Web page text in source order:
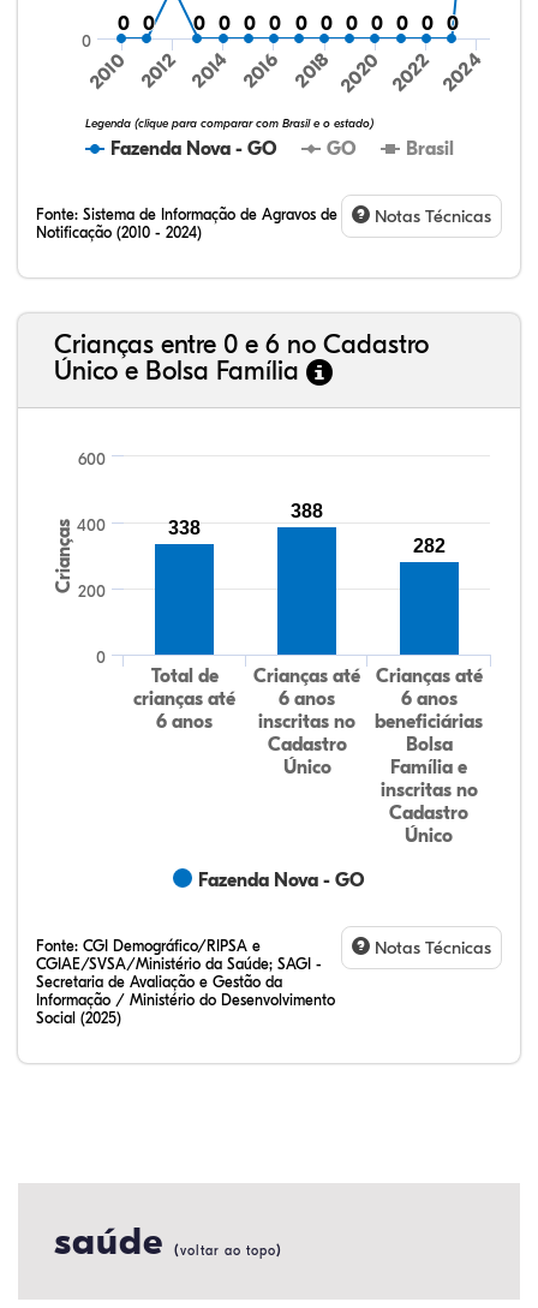
0
0 0
0 0
0 0
0 0
0 0
0 0
0 0
0 0
0 0
0 0
0 0
0 0
0
Fazenda Nova - GO GO Brasil
Legenda (clique para comparar com Brasil e o estado)
2010 2012 2014 2016 2018 2020 2022 2024
0
Fonte: Sistema de Informação de Agravos de
Notificação (2010 - 2024)
Notas Técnicas
Crianças entre 0 e 6 no Cadastro
Único e Bolsa Família
Crianças
Fazenda Nova - GO
Total de
crianças até
6 anos
Crianças até
6 anos
inscritas no
Cadastro
Único
Crianças até
6 anos
beneficiárias
Bolsa
Família e
inscritas no
Cadastro
Único
0
200
400
600
338
388
282
Fonte: CGI Demográfico/RIPSA e
CGIAE/SVSA/Ministério da Saúde; SAGI -
Secretaria de Avaliação e Gestão da
Informação / Ministério do Desenvolvimento
Social (2025)
Notas Técnicas
saúde (voltar ao topo)
24,61%
7,79%
0,99%
65,97%
0,10%
0,54%
32,57%
9,24%
0,46%
54,88%
1,27%
1,56%